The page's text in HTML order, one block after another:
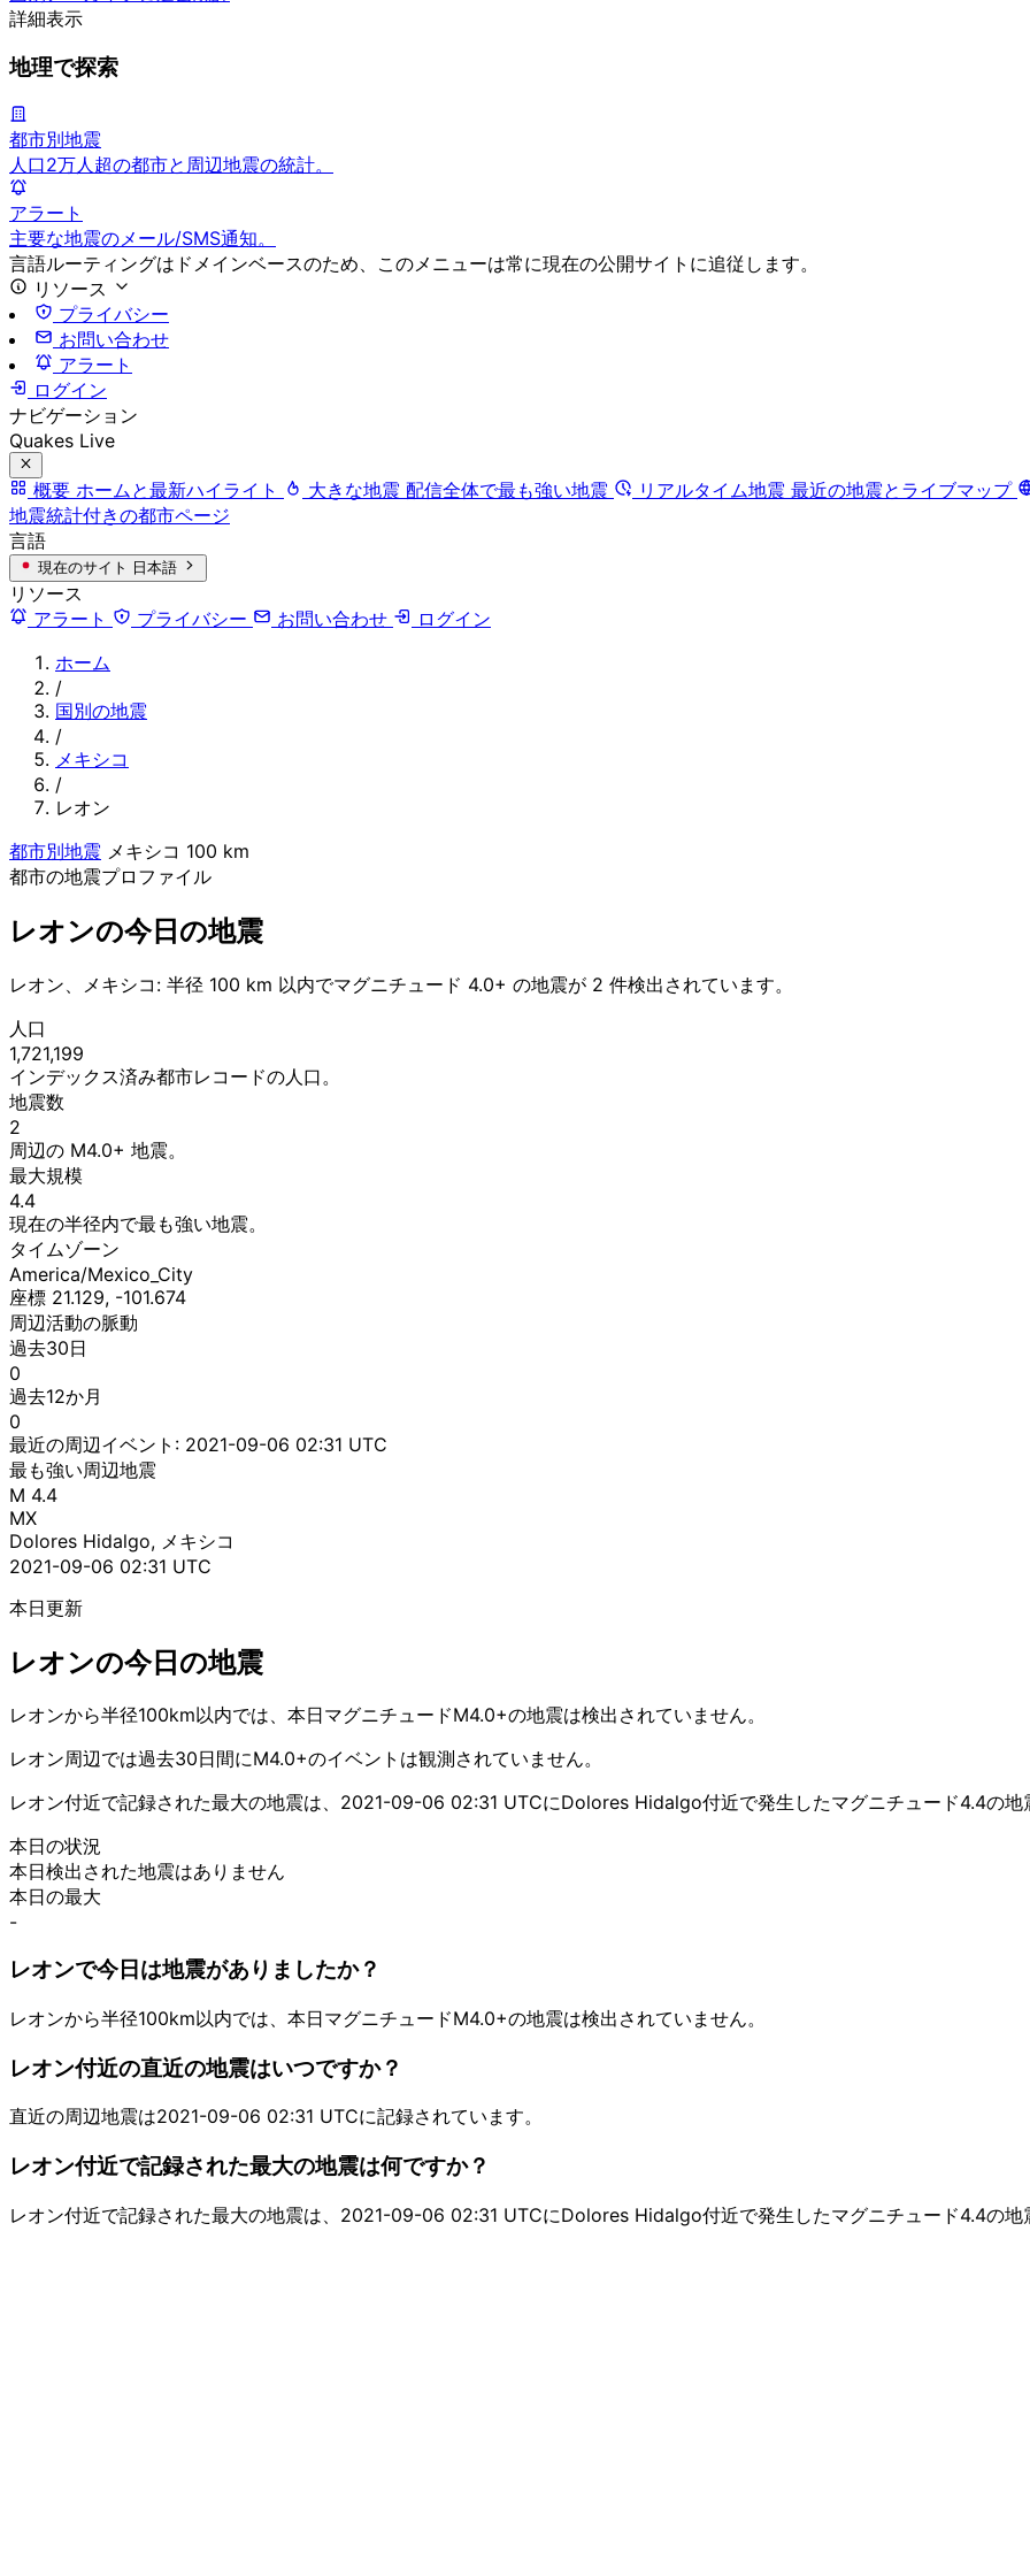
詳細表示
地理で探索
都市別地震
人口2万人超の都市と周辺地震の統計。
アラート
主要な地震のメール/SMS通知。
言語ルーティングはドメインベースのため、このメニューは常に現在の公開サイトに追従します。
リソース
プライバシー
お問い合わせ
アラート
ログイン
ナビゲーション
Quakes Live
概要 ホームと最新ハイライト 大きな地震 配信全体で最も強い地震 リアルタイム地震 最近の地震とライブマップ
地震統計付きの都市ページ
言語
現在のサイト 日本語
リソース
アラート
プライバシー お問い合わせ
ログイン
ホーム
/
国別の地震
/
メキシコ
/
レオン
都市別地震 メキシコ 100 km
都市の地震プロファイル
レオンの今日の地震
レオン、メキシコ: 半径 100 km 以内でマグニチュード 4.0+ の地震が 2 件検出されています。
人口
1,721,199
インデックス済み都市レコードの人口。
地震数
2
周辺の M4.0+ 地震。
最大規模
4.4
現在の半径内で最も強い地震。
タイムゾーン
America/Mexico_City
座標 21.129, -101.674
周辺活動の脈動
過去30日
0
過去12か月
0
最近の周辺イベント: 2021-09-06 02:31 UTC
最も強い周辺地震
M 4.4
MX
Dolores Hidalgo, メキシコ
2021-09-06 02:31 UTC
本日更新
レオンの今日の地震
レオンから半径100km以内では、本日マグニチュードM4.0+の地震は検出されていません。
レオン周辺では過去30日間にM4.0+のイベントは観測されていません。
レオン付近で記録された最大の地震は、2021-09-06 02:31 UTCにDolores Hidalgo付近で発生したマグニチュード4.4の地
本日の状況
本日検出された地震はありません
本日の最大
-
レオンで今日は地震がありましたか？
レオンから半径100km以内では、本日マグニチュードM4.0+の地震は検出されていません。
レオン付近の直近の地震はいつですか？
直近の周辺地震は2021-09-06 02:31 UTCに記録されています。
レオン付近で記録された最大の地震は何ですか？
レオン付近で記録された最大の地震は、2021-09-06 02:31 UTCにDolores Hidalgo付近で発生したマグニチュード4.4の地